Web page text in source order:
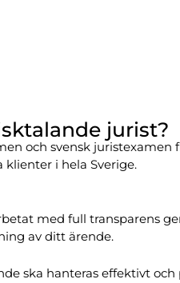
jurist?
och svensk
i hela Sverige.
med full transparens
av ditt ärende.
ska hanteras effektivt